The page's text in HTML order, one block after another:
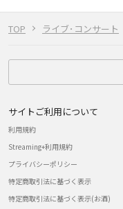
TOP ライブ･コンサート
サイトご利用について
利用規約
Streaming+利用規約
プライバシーポリシー
特定商取引法に基づく表示
特定商取引法に基づく表示(お酒)